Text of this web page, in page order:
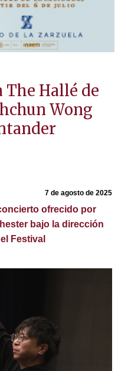
The Hallé de
Wong
7 de agosto de 2025
ofrecido por
bajo la dirección
Festival